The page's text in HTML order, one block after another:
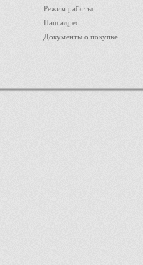
Режим работы
Наш адрес
Документы о покупке